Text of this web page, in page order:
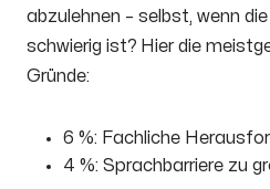
abzulehnen – selbst, wenn
schwierig ist? Hier die
Gründe:
6 %: Fachliche
4 %: Sprachbarriere zu